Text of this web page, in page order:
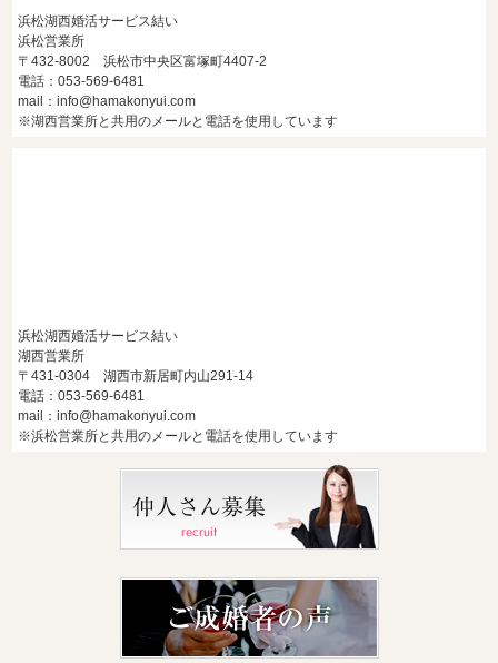
浜松湖西婚活サービス結い
浜松営業所
〒432-8002 浜松市中央区富塚町4407-2
電話：053-569-6481
mail：info@hamakonyui.com
※湖西営業所と共用のメールと電話を使用しています
浜松湖西婚活サービス結い
湖西営業所
〒431-0304 湖西市新居町内山291-14
電話：053-569-6481
mail：info@hamakonyui.com
※浜松営業所と共用のメールと電話を使用しています